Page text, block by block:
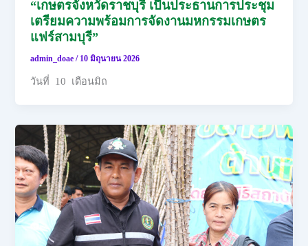
“เกษตรจังหวัดราชบุรี เป็นประธานการประชุม
เตรียมความพร้อมการจัดงานมหกรรมเกษตร
แฟร์สามบุรี”
admin_doae/ 10 มิถุนายน 2026
วันที่ 10 เดือนมิถ